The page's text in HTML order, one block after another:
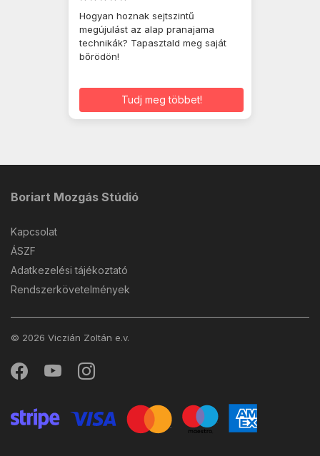
Hogyan hoznak sejtszintű
megújulást az alap pranajama
technikák? Tapasztald meg saját
bőrödön!
Tudj meg többet!
Boriart Mozgás Stúdió
Kapcsolat
ÁSZF
Adatkezelési tájékoztató
Rendszerkövetelmények
© 2026 Viczián Zoltán e.v.